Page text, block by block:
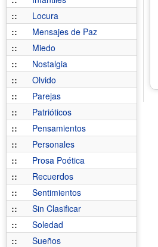
::
Locura
::
Mensajes de Paz
::
Miedo
::
Nostalgia
::
Olvido
::
Parejas
::
Patrióticos
::
Pensamientos
::
Personales
::
Prosa Poética
::
Recuerdos
::
Sentimientos
::
Sin Clasificar
::
Soledad
::
Sueños